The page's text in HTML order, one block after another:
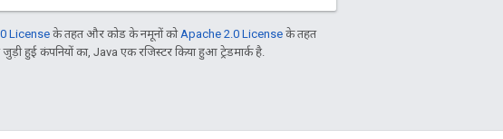
License के तहत और कोड के नमूनों को Apache 2.0 License के तहत
हुई कंपनियों का, Java एक रजिस्टर किया हुआ ट्रेडमार्क है.